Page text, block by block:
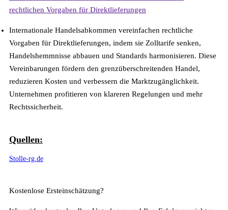
rechtlichen Vorgaben für Direktlieferungen
Internationale Handelsabkommen vereinfachen rechtliche
Vorgaben für Direktlieferungen, indem sie Zolltarife senken,
Handelshemmnisse abbauen und Standards harmonisieren. Diese
Vereinbarungen fördern den grenzüberschreitenden Handel,
reduzieren Kosten und verbessern die Marktzugänglichkeit.
Unternehmen profitieren von klareren Regelungen und mehr
Rechtssicherheit.
Quellen:
Stolle-rg.de
Kostenlose Ersteinschätzung?